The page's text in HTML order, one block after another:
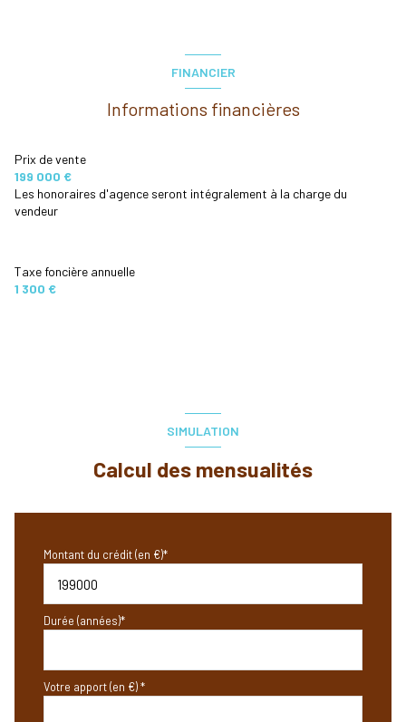
FINANCIER
Informations financières
Prix de vente
199 000 €
Les honoraires d'agence seront intégralement à la charge du
vendeur
Taxe foncière annuelle
1 300 €
SIMULATION
Calcul des mensualités
Montant du crédit (en €)*
Durée (années)*
Votre apport (en €) *